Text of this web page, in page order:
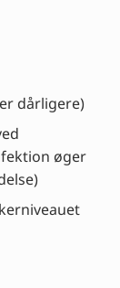
dårligere)
øger